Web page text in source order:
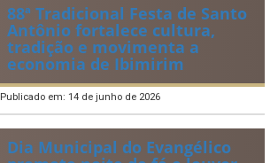
88ª Tradicional Festa de Santo
Antônio fortalece cultura,
tradição e movimenta a
economia de Ibimirim
Publicado em: 14 de junho de 2026
Dia Municipal do Evangélico